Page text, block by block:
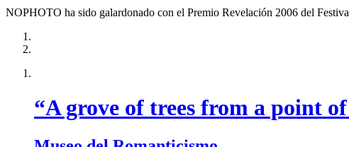
NOPHOTO ha sido galardonado con el Premio Revelación 2006 del
“A grove of trees from a point